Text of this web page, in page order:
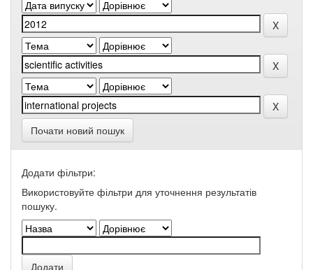
Почати новий пошук
Додати фільтри:
Використовуйте фільтри для уточнення результатів
пошуку.